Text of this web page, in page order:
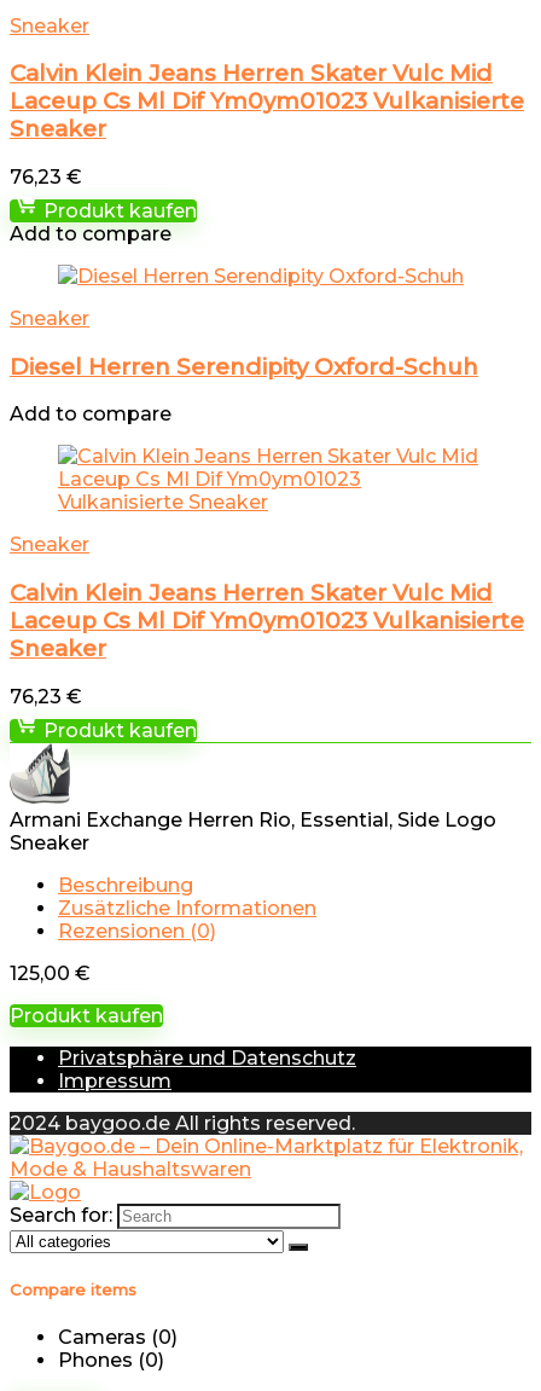
Sneaker
Calvin Klein Jeans Herren Skater Vulc Mid
Laceup Cs Ml Dif Ym0ym01023 Vulkanisierte
Sneaker
76,23 €
Produkt kaufen
Add to compare
Sneaker
Diesel Herren Serendipity Oxford-Schuh
Add to compare
Sneaker
Calvin Klein Jeans Herren Skater Vulc Mid
Laceup Cs Ml Dif Ym0ym01023 Vulkanisierte
Sneaker
76,23 €
Produkt kaufen
Armani Exchange Herren Rio, Essential, Side Logo
Sneaker
Beschreibung
Zusätzliche Informationen
Rezensionen (0)
125,00 €
Produkt kaufen
Privatsphäre und Datenschutz
Impressum
2024 baygoo.de All rights reserved.
Search for:
Compare items
Cameras (0)
Phones (0)